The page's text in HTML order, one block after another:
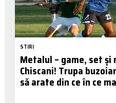
STIRI
Metalul – game, set și
Chiscani! Trupa
să arate din ce în ce